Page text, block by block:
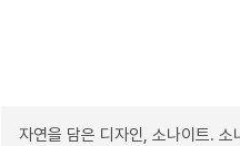
자연을 담은 디자인, 소나이트.